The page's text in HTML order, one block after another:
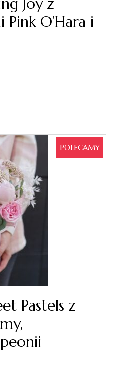
O’Hara i
POLECAMY
Pastels z